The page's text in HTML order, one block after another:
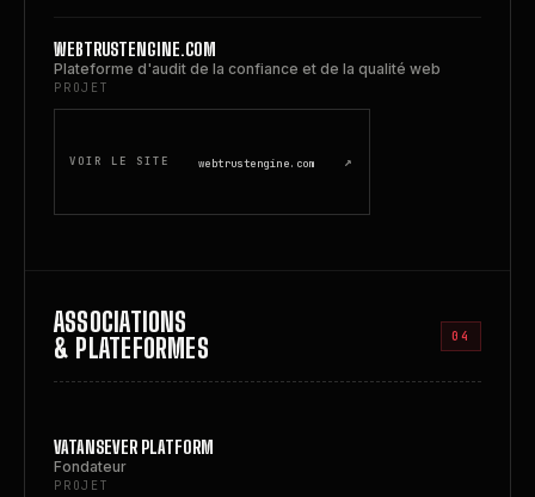
WEBTRUSTENGINE.COM
Plateforme d'audit de la confiance et de la qualité web
PROJET
VOIR LE SITE webtrustengine.com ↗
ASSOCIATIONS
& PLATEFORMES
04
VATANSEVER PLATFORM
Fondateur
PROJET